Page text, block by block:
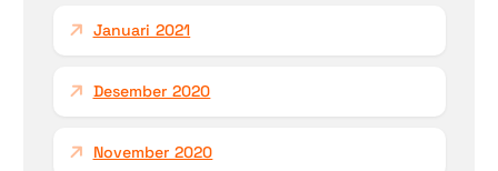
Januari 2021
Desember 2020
November 2020